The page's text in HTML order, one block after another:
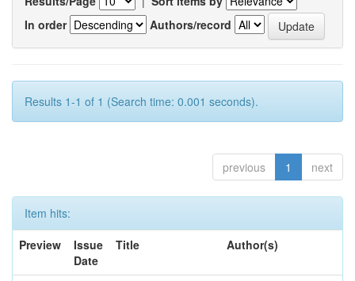
In order
Authors/record
Results 1-1 of 1 (Search time: 0.001 seconds).
previous 1 next
Item hits:
Preview
Issue
Date
Title Author(s)